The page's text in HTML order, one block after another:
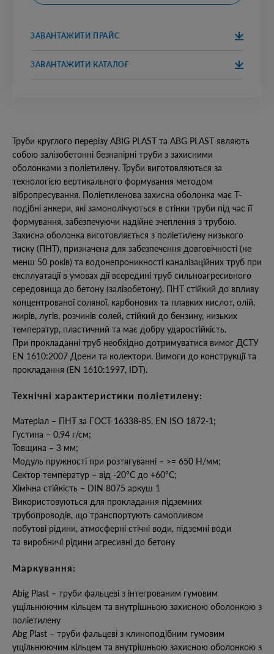
Труби круглого перерізу ABIG PLAST та ABG PLAST являють
собою залізобетонні безнапірні труби з захисними
оболонками з поліетилену. Труби виготовляються за
технологією вертикального формування методом
вібропресування. Поліетиленова захисна оболонка має Т-
подібні анкери, які замонолічуються в стінки труби під час її
формування, забезпечуючи надійне зчеплення з трубою.
Захисна оболонка виготовляється з поліетилену низького
тиску (ПНТ), призначена для забезпечення довговічності (не
менш 50 років) та водонепроникності каналізаційних труб при
експлуатації в умовах дії всередині труб сильноагресивного
середовища до бетону (залізобетону). ПНТ стійкий до впливу
концентрованої соляної, карбонових та плавких кислот, олій,
жирів, лугів, розчинів солей, стійкий до бензину, низьких
температур, пластичний та має добру ударостійкість.
При прокладанні труб необхідно дотримуватися вимог ДСТУ
EN 1610:2007 Дрени та колектори. Вимоги до конструкції та
прокладання (EN 1610:1997, ІDT).
Технічні характеристики поліетилену:
Матеріал – ПНТ за ГОСТ 16338-85, EN ISO 1872-1;
Густина – 0,94 г/см;
Товщина – 3 мм;
Модуль пружності при розтягуванні – >= 650 Н/мм;
Сектор температур – від -20°C до +60°C;
Хімічна стійкість – DIN 8075 аркуш 1
Використовуються для прокладання підземних
трубопроводів, що транспортують самопливом
побутові рідини, атмосферні стічні води, підземні води
та виробничі рідини агресивні до бетону
Маркування:
Abig Plast – труби фальцеві з інтегрованим гумовим
ущільнюючим кільцем та внутрішньою захисною оболонкою з
поліетилену
Abg Plast – труби фальцеві з клиноподібним гумовим
ущільнюючим кільцем та внутрішньою захисною оболонкою з
ЗАВАНТАЖИТИ ПРАЙС
ЗАВАНТАЖИТИ КАТАЛОГ